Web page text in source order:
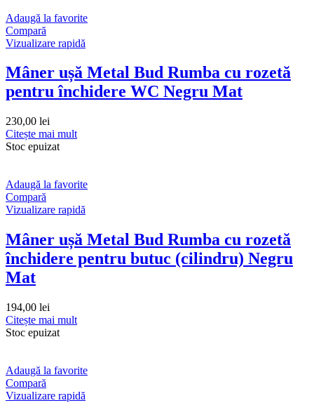
Adaugă la favorite
Compară
Vizualizare rapidă
Mâner ușă Metal Bud Rumba cu rozetă
pentru închidere WC Negru Mat
230,00 lei
Citește mai mult
Stoc epuizat
Adaugă la favorite
Compară
Vizualizare rapidă
Mâner ușă Metal Bud Rumba cu rozetă
închidere pentru butuc (cilindru) Negru
Mat
194,00 lei
Citește mai mult
Stoc epuizat
Adaugă la favorite
Compară
Vizualizare rapidă